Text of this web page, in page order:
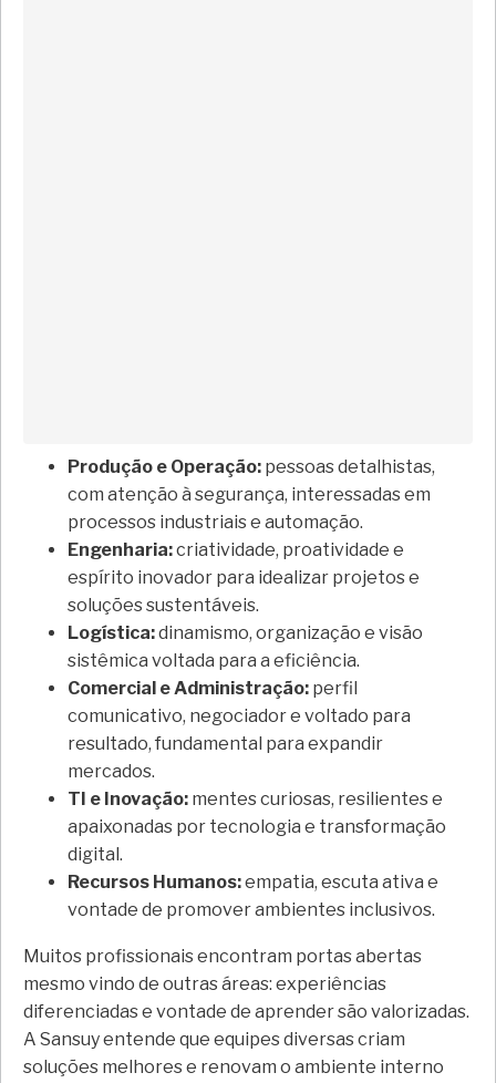
Produção e Operação: pessoas detalhistas,
com atenção à segurança, interessadas em
processos industriais e automação.
Engenharia:criatividade, proatividade e
espírito inovador para idealizar projetos e
soluções sustentáveis.
Logística:dinamismo, organização e visão
sistêmica voltada para a eficiência.
Comercial e Administração: perfil
comunicativo, negociador e voltado para
resultado, fundamental para expandir
mercados.
TI e Inovação: mentes curiosas, resilientes e
apaixonadas por tecnologia e transformação
digital.
Recursos Humanos:empatia, escuta ativa e
vontade de promover ambientes inclusivos.
Muitos profissionais encontram portas abertas
mesmo vindo de outras áreas: experiências
diferenciadas e vontade de aprender são valorizadas.
A Sansuy entende que equipes diversas criam
soluções melhores e renovam o ambiente interno